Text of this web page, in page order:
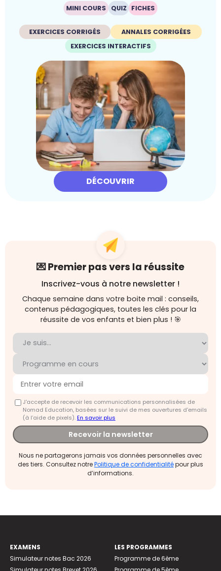
MINI COURS QUIZ FICHES
EXERCICES CORRIGÉS
ANNALES CORRIGÉES
EXERCICES INTERACTIFS
DÉCOUVRIR
💌 Premier pas vers la réussite
Inscrivez-vous à notre newsletter !
Chaque semaine dans votre boite mail : conseils,
contenus pédagogiques, toutes les clés pour la
réussite de vos enfants et bien plus ! 🎯
J'accepte de recevoir les communications personnalisées de
Nomad Education, basées sur le suivi de mes ouvertures d'emails
(à l’aide de pixels).En savoir plus
Recevoir la newsletter
Nous ne partagerons jamais vos données personnelles avec
des tiers. Consultez notrePolitique de confidentialitépour plus
d’informations.
EXAMENS
Simulateur notes Bac 2026
LES PROGRAMMES
Programme de 6ème